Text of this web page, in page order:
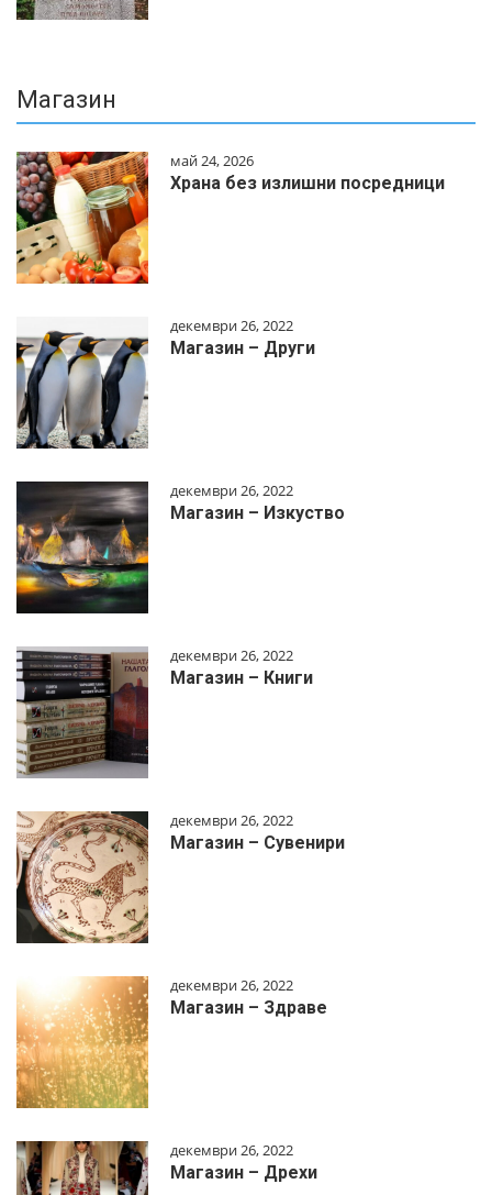
Магазин
май 24, 2026
Храна без излишни посредници
декември 26, 2022
Магазин – Други
декември 26, 2022
Магазин – Изкуство
декември 26, 2022
Магазин – Книги
декември 26, 2022
Магазин – Сувенири
декември 26, 2022
Магазин – Здраве
декември 26, 2022
Магазин – Дрехи